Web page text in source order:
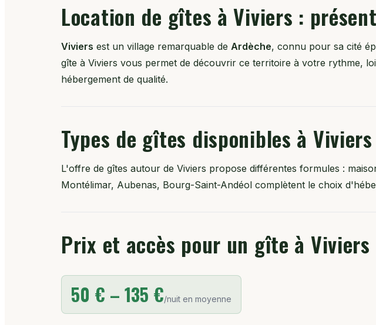
Location de gîtes à Viviers :
Viviers est un village remarquable de Ardèche, connu pour sa cité
gîte à Viviers vous permet de découvrir ce territoire à votre rythme,
hébergement de qualité.
Types de gîtes disponibles à Viviers
L'offre de gîtes autour de Viviers propose différentes formules :
Montélimar, Aubenas, Bourg-Saint-Andéol complètent le choix
Prix et accès pour un gîte à Viviers
50 € – 135 €/nuit en moyenne